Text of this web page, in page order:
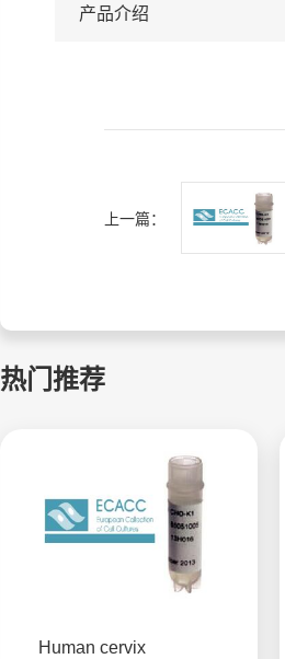
产品介绍
上一篇：
热门推荐
Human cervix